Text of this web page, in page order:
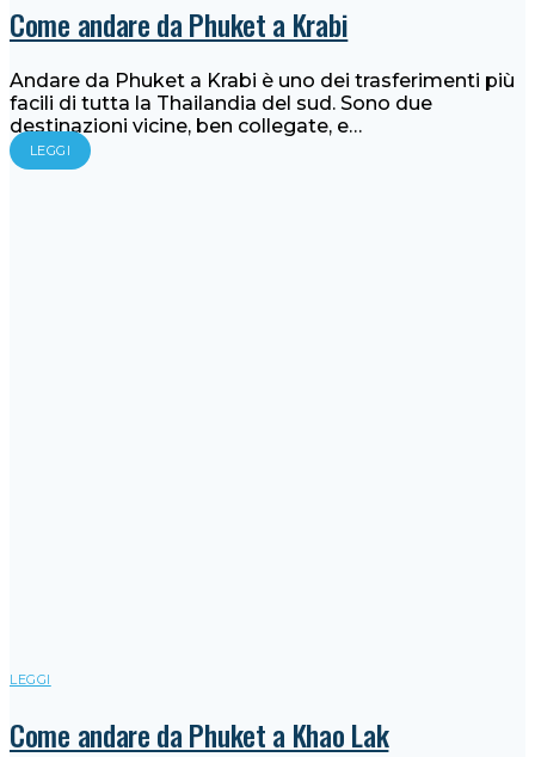
Come andare da Phuket a Krabi
Andare da Phuket a Krabi è uno dei trasferimenti più
facili di tutta la Thailandia del sud. Sono due
destinazioni vicine, ben collegate, e…
LEGGI
LEGGI
Come andare da Phuket a Khao Lak